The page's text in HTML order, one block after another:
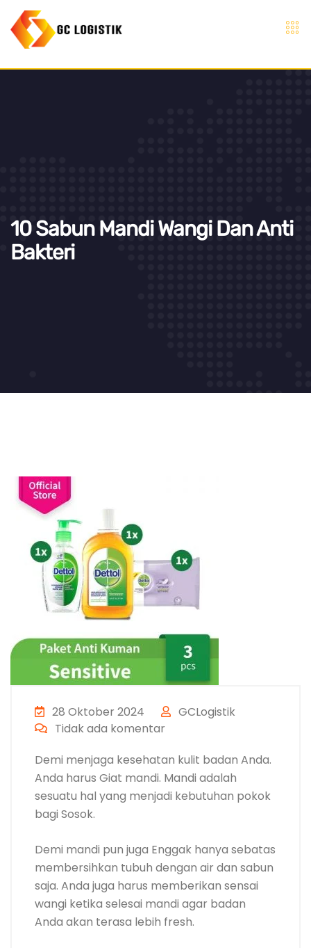
10 Sabun Mandi Wangi Dan Anti
Bakteri
28 Oktober 2024
GCLogistik
Tidak ada komentar
Demi menjaga kesehatan kulit badan Anda.
Anda harus Giat mandi. Mandi adalah
sesuatu hal yang menjadi kebutuhan pokok
bagi Sosok.
Demi mandi pun juga Enggak hanya sebatas
membersihkan tubuh dengan air dan sabun
saja. Anda juga harus memberikan sensai
wangi ketika selesai mandi agar badan
Anda akan terasa lebih fresh.